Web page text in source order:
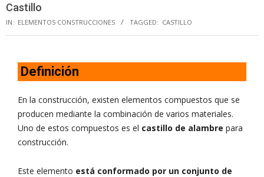
Castillo
IN: ELEMENTOS CONSTRUCCIONES TAGGED: CASTILLO
Definición
En la construcción, existen elementos compuestos que se
producen mediante la combinación de varios materiales.
Uno de estos compuestos es el castillo de alambre para
construcción.
Este elemento está conformado por un conjunto de